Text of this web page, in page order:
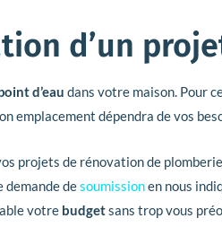
d’un
d’eau dans votre maison. Pour
emplacement dépendra de vos
projets de rénovation de
demande desoumissionen nous
votre budgetsans trop vous